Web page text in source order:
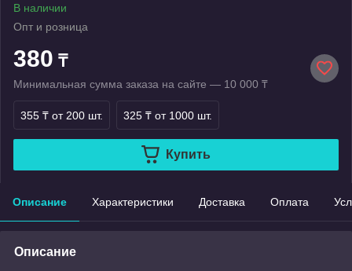
В наличии
Опт и розница
380 ₸
Минимальная сумма заказа на сайте — 10 000 ₸
355 ₸ от 200 шт. 325 ₸ от 1000 шт.
Купить
Описание Характеристики Доставка Оплата
Описание